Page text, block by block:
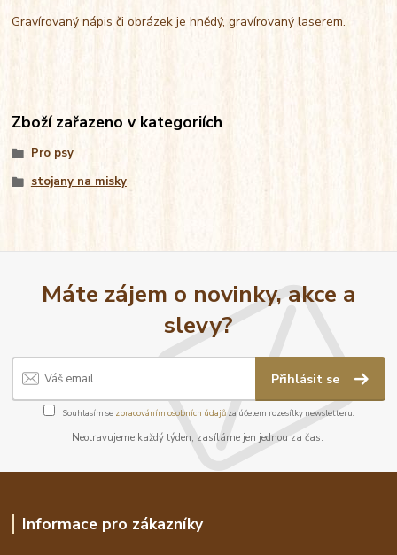
Gravírovaný nápis či obrázek je hnědý, gravírovaný laserem.
Zboží zařazeno v kategoriích
Pro psy
stojany na misky
Máte zájem o novinky, akce a
slevy?
Přihlásit se
Souhlasím se zpracováním osobních údajůza účelem rozesílky newsletteru.
Neotravujeme každý týden, zasíláme jen jednou za čas.
Informace pro zákazníky